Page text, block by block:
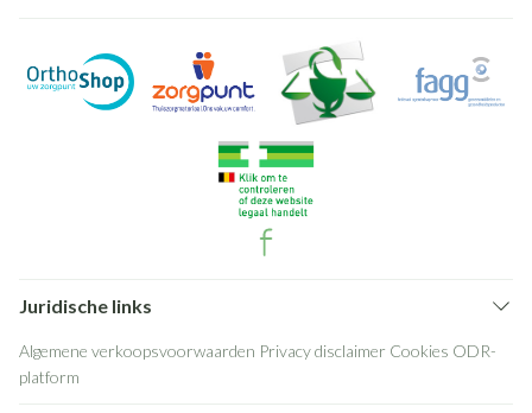
Juridische links
Algemene verkoopsvoorwaarden Privacy disclaimer Cookies ODR-
platform